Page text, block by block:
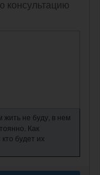
консультацию
не буду, в нем
Как
будет их